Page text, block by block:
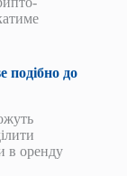
подібно до
в оренду